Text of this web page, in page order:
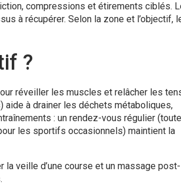
compressions et étirements ciblés.
à récupérer. Selon la zone et l’objectif,
?
réveiller les muscles et relâcher les
aide à drainer les déchets métaboliques,
: un rendez-vous régulier
les sportifs occasionnels) maintient la
la veille d’une course et un massage post-